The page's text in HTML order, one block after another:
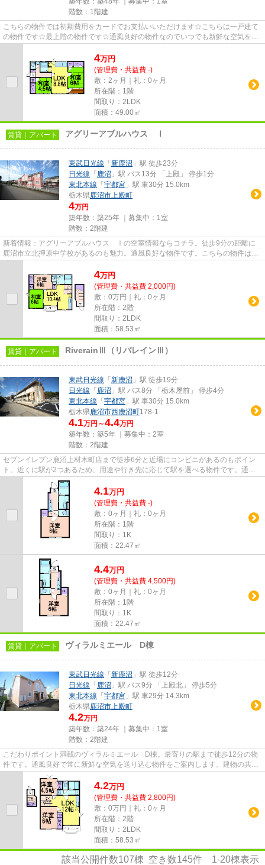
階数：1階建
こちらの物件では初期費用をカードでお支払いいただけます☆こちらは一戸建て
の物件です☆最上階の物件です☆通風良好の物件なのでいつでも新鮮な空気を味
4万円
(管理費・共益費 -)
敷：2ヶ月｜礼：0ヶ月
所在階：1階
間取り：2LDK
面積：49.00㎡
賃貸｜アパート アグリーアブルハウス Ⅰ
東武日光線 「 新鹿沼 」駅 徒歩23分
日光線 「 鹿沼 」駅 バス13分 「上殿」 停歩1分
東北本線 「 宇都宮 」駅 車30分 15.0km
栃木県鹿沼市上殿町
4万円
築年数：築25年 ｜募集中： 1室
階数：2階建
新着情報：アグリーアブルハウス Ⅰの空室情報ならコチラ。徒歩9分の距離に
鹿沼市立北押原中学校があるのも魅力。通風良好な物件です。こちらの物件はア
4万円
(管理費・共益費 2,000円)
敷：0万円｜礼：0ヶ月
所在階：2階
間取り：2LDK
面積：58.53㎡
賃貸｜アパート RiverainⅢ（リバレインⅢ）
東武日光線 「 新鹿沼 」駅 徒歩19分
日光線 「 鹿沼 」駅 バス8分 「栃木屋前」 停歩4分
東北本線 「 宇都宮 」駅 車30分 15.0km
栃木県鹿沼市西鹿沼町178-1
4.1万円～4.4万円
築年数：築5年 ｜募集中： 2室
階数：2階建
セブンイレブン鹿沼上材木町店まで徒歩6分と近場にコンビニがあるのもポイン
ト。近くに駅が2つあるため、用途や行き先に応じて駅を選べる物件です。通風
良好なアパートはいつでも気持...
4.1万円
(管理費・共益費 -)
敷：0ヶ月｜礼：0ヶ月
所在階：1階
間取り：1K
面積：22.47㎡
4.4万円
(管理費・共益費 4,500円)
敷：0ヶ月｜礼：0ヶ月
所在階：1階
間取り：1K
面積：22.47㎡
賃貸｜アパート ヴィラルミエール D棟
東武日光線 「 新鹿沼 」駅 徒歩12分
日光線 「 鹿沼 」駅 バス9分 「上殿北」 停歩5分
東北本線 「 宇都宮 」駅 車29分 14.3km
栃木県鹿沼市上殿町
4.2万円
築年数：築24年 ｜募集中： 1室
階数：2階建
こだわりポイント満載のヴィラルミエール D棟。最寄りの駅まで徒歩12分の物
件です。通風良好で常に新鮮な空気を送り込む物件をご案内します。建物の共用
部にゴミ置き場があるので、外...
4.2万円
(管理費・共益費 2,800円)
敷：0万円｜礼：0ヶ月
所在階：2階
間取り：2LDK
面積：58.53㎡
該当公開件数107棟 空き数145件 1-20棟表示